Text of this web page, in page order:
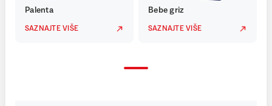
Palenta
SAZNAJTE VIŠE
Bebe griz
SAZNAJTE VIŠE